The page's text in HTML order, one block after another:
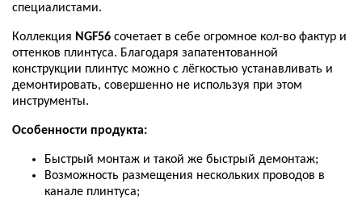
специалистами.
Коллекция NGF56 сочетает в себе огромное кол-во фактур и
оттенков плинтуса. Благодаря запатентованной
конструкции плинтус можно с лёгкостью устанавливать и
демонтировать, совершенно не используя при этом
инструменты.
Особенности продукта:
Быстрый монтаж и такой же быстрый демонтаж;
Возможность размещения нескольких проводов в
канале плинтуса;